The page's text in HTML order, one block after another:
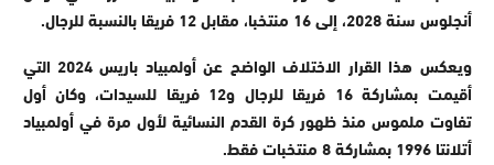
أنجلوس سنة 2028، إلى 16 منتخبا، مقابل 12 فريقا بالنسبة للرجال.
ويعكس هذا القرار الاختلاف الواضح عن أولمبياد باريس 2024 التي
أقيمت بمشاركة 16 فريقا للرجال و12 فريقا للسيدات، وكان أول
تفاوت ملموس منذ ظهور كرة القدم النسائية لأول مرة في أولمبياد
أتلانتا 1996 بمشاركة 8 منتخبات فقط.